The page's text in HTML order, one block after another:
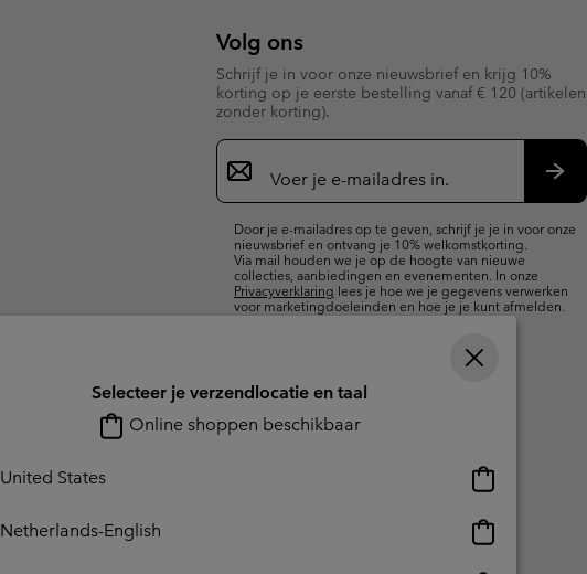
Volg ons
Schrijf je in voor onze nieuwsbrief en krijg 10%
korting op je eerste bestelling vanaf € 120 (artikelen
zonder korting).
Aanmelden
voor
e-
Door je e-mailadres op te geven, schrijf je je in voor onze
nieuwsbrief en ontvang je 10% welkomstkorting.
Via mail houden we je op de hoogte van nieuwe
collecties, aanbiedingen en evenementen. In onze
Privacyverklaring lees je hoe we je gegevens verwerken
voor marketingdoeleinden en hoe je je kunt afmelden.
Selecteer je verzendlocatie en taal
Online shoppen beschikbaar
United States
Online
shoppen
beschikbaar
Netherlands-English
Online
shoppen